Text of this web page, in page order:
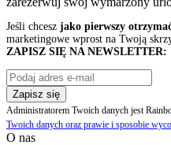
Jeśli chcesz jako pierwszy
marketingowe wprost na Twoją
ZAPISZ SIĘ NA NEWSLETTER:
Zapisz się
Administratorem Twoich danych jest
Twoich danych oraz prawie i sposobie
O nas